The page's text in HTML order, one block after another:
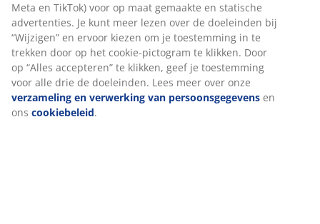
Artikelnummer: 3750000
Montage instructies
Specificaties
Meta en TikTok) voor op maat gemaakte en statische
advertenties. Je kunt meer lezen over de doeleinden bij
“Wijzigen” en ervoor kiezen om je toestemming in te
trekken door op het cookie-pictogram te klikken. Door
op “Alles accepteren” te klikken, geef je toestemming
voor alle drie de doeleinden. Lees meer over onze
verzameling en verwerking van persoonsgegevens en
ons cookiebeleid.